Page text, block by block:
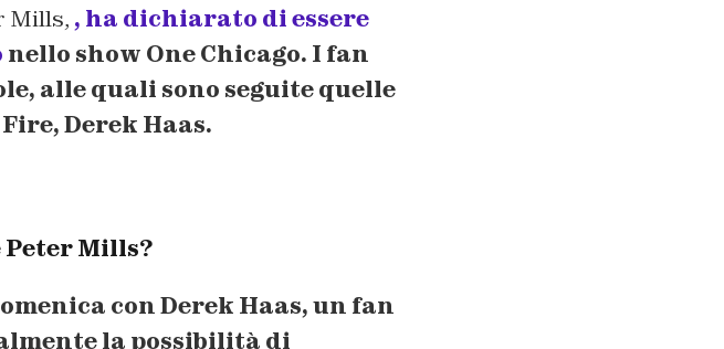
Mills, , ha dichiarato di essere
nello show One Chicago. I fan
alle quali sono seguite quelle
, Derek Haas.
Mills?
conDerek Haas, un fan
la possibilità di